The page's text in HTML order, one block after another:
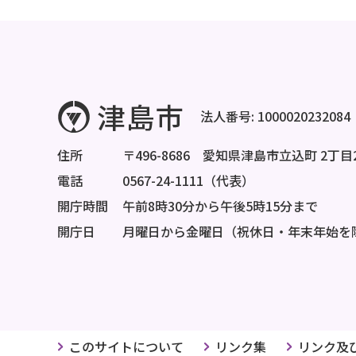
法人番号: 1000020232084
住所
〒496-8686 愛知県津島市立込町 2丁目
電話
0567-24-1111（代表）
開庁時間
午前8時30分から午後5時15分まで
開庁日
月曜日から金曜日（祝休日・年末年始
このサイトについて リンク集 リンク及